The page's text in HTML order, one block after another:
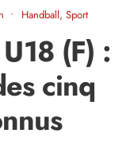
• Handball, Sport
(F) :
cinq